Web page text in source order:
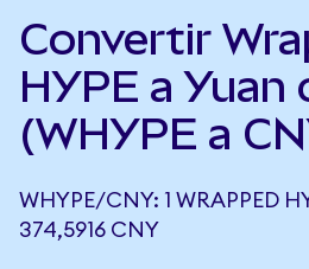
Convertir
HYPE a Yuan
(WHYPE a
WHYPE/CNY: 1 WRAPPED
374,5916 CNY